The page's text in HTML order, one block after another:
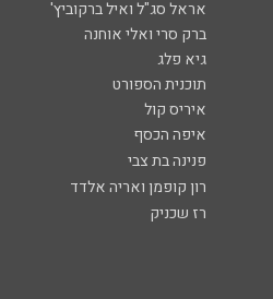
אראל סג"ל ואיל ברקוביץ'
ברק סרי ואלי אוחנה
גיא פלג
תוכנית הספורט
איריס קול
איפה הכסף
פנינה בת צבי
רון קופמן ואריה אלדד
רז שכניק